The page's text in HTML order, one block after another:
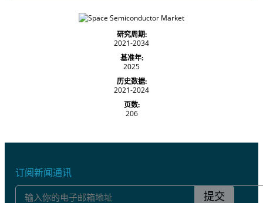
研究周期:
2021-2034
基准年:
2025
历史数据:
2021-2024
页数:
206
订阅新闻通讯
提交